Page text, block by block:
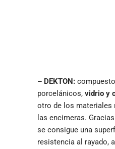
– DEKTON:
porcelánicos, vidrio y
otro de los materiales
las encimeras.
se consigue una
resistencia al rayado,